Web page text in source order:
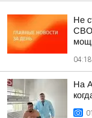
Не
СВО
04:18
На